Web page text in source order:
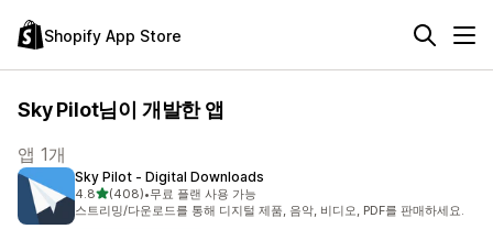
Shopify App Store
Sky Pilot님이 개발한 앱
앱 1개
Sky Pilot ‑ Digital Downloads
4.8별 5개 중
(408)
총 리뷰 408개
•무료 플랜 사용 가능
스트리밍/다운로드를 통해 디지털 제품, 음악, 비디오, PDF를 판매하세요.